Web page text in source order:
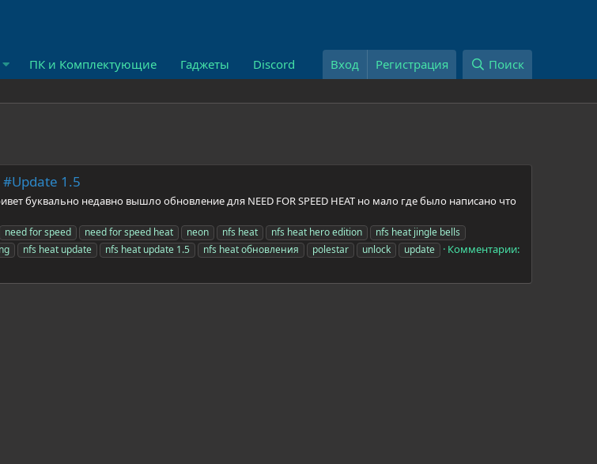
ПК и Комплектующие Гаджеты Discord Вход Регистрация Поиск
1.5
буквально недавно вышло обновление для NEED FOR SPEED HEAT но мало где было написано что
need for speed need for speed heat neon nfs heat nfs heat hero edition
nfs heat jingle bells
nfs heat update nfs heat update 1.5 nfs heat обновления polestar unlock update
Комментарии: